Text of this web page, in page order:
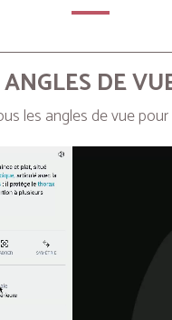
ANGLES DE
les angles de vue